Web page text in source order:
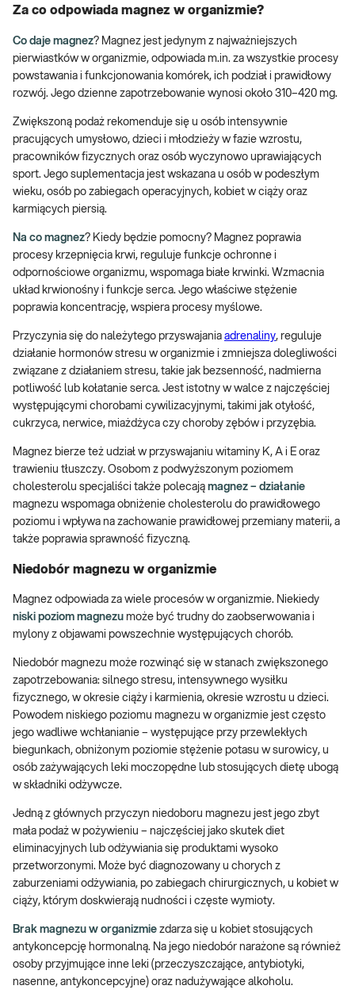
Za co odpowiada magnez w organizmie?
Co daje magnez? Magnez jest jedynym z najważniejszych
pierwiastków w organizmie, odpowiada m.in. za wszystkie procesy
powstawania i funkcjonowania komórek, ich podział i prawidłowy
rozwój. Jego dzienne zapotrzebowanie wynosi około 310–420 mg.
Zwiększoną podaż rekomenduje się u osób intensywnie
pracujących umysłowo, dzieci i młodzieży w fazie wzrostu,
pracowników fizycznych oraz osób wyczynowo uprawiających
sport. Jego suplementacja jest wskazana u osób w podeszłym
wieku, osób po zabiegach operacyjnych, kobiet w ciąży oraz
karmiących piersią.
Na co magnez? Kiedy będzie pomocny? Magnez poprawia
procesy krzepnięcia krwi, reguluje funkcje ochronne i
odpornościowe organizmu, wspomaga białe krwinki. Wzmacnia
układ krwionośny i funkcje serca. Jego właściwe stężenie
poprawia koncentrację, wspiera procesy myślowe.
Przyczynia się do należytego przyswajania adrenaliny, reguluje
działanie hormonów stresu w organizmie i zmniejsza dolegliwości
związane z działaniem stresu, takie jak bezsenność, nadmierna
potliwość lub kołatanie serca. Jest istotny w walce z najczęściej
występującymi chorobami cywilizacyjnymi, takimi jak otyłość,
cukrzyca, nerwice, miażdżyca czy choroby zębów i przyzębia.
Magnez bierze też udział w przyswajaniu witaminy K, A i E oraz
trawieniu tłuszczy. Osobom z podwyższonym poziomem
cholesterolu specjaliści także polecają magnez – działanie
magnezu wspomaga obniżenie cholesterolu do prawidłowego
poziomu i wpływa na zachowanie prawidłowej przemiany materii, a
także poprawia sprawność fizyczną.
Niedobór magnezu w organizmie
Magnez odpowiada za wiele procesów w organizmie. Niekiedy
niski poziom magnezu może być trudny do zaobserwowania i
mylony z objawami powszechnie występujących chorób.
Niedobór magnezu może rozwinąć się w stanach zwiększonego
zapotrzebowania: silnego stresu, intensywnego wysiłku
fizycznego, w okresie ciąży i karmienia, okresie wzrostu u dzieci.
Powodem niskiego poziomu magnezu w organizmie jest często
jego wadliwe wchłanianie – występujące przy przewlekłych
biegunkach, obniżonym poziomie stężenie potasu w surowicy, u
osób zażywających leki moczopędne lub stosujących dietę ubogą
w składniki odżywcze.
Jedną z głównych przyczyn niedoboru magnezu jest jego zbyt
mała podaż w pożywieniu – najczęściej jako skutek diet
eliminacyjnych lub odżywiania się produktami wysoko
przetworzonymi. Może być diagnozowany u chorych z
zaburzeniami odżywiania, po zabiegach chirurgicznych, u kobiet w
ciąży, którym doskwierają nudności i częste wymioty.
Brak magnezu w organizmie zdarza się u kobiet stosujących
antykoncepcję hormonalną. Na jego niedobór narażone są również
osoby przyjmujące inne leki (przeczyszczające, antybiotyki,
nasenne, antykoncepcyjne) oraz nadużywające alkoholu.